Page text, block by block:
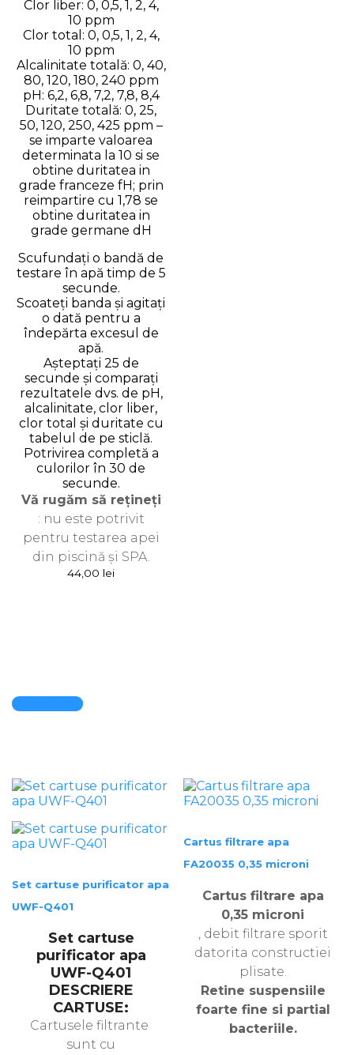
Clor liber: 0, 0,5, 1, 2, 4,
10 ppm
Clor total: 0, 0,5, 1, 2, 4,
10 ppm
Alcalinitate totală: 0, 40,
80, 120, 180, 240 ppm
pH: 6,2, 6,8, 7,2, 7,8, 8,4
Duritate totală: 0, 25,
50, 120, 250, 425 ppm –
se imparte valoarea
determinata la 10 si se
obtine duritatea in
grade franceze fH; prin
reimpartire cu 1,78 se
obtine duritatea in
grade germane dH
Scufundați o bandă de
testare în apă timp de 5
secunde.
Scoateți banda și agitați
o dată pentru a
îndepărta excesul de
apă.
Așteptați 25 de
secunde și comparați
rezultatele dvs. de pH,
alcalinitate, clor liber,
clor total și duritate cu
tabelul de pe sticlă.
Potrivirea completă a
culorilor în 30 de
secunde.
Vă rugăm să rețineți
: nu este potrivit
pentru testarea apei
din piscină și SPA.
44,00 lei
Quick View
Set cartuse purificator apa
UWF-Q401
Set cartuse
purificator apa
UWF-Q401
DESCRIERE
CARTUSE:
Cartusele filtrante
sunt cu
Cartus filtrare apa
FA20035 0,35 microni
Cartus filtrare apa
0,35 microni
, debit filtrare sporit
datorita constructiei
plisate.
Retine suspensiile
foarte fine si partial
bacteriile.